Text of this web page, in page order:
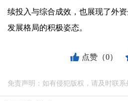
续投入与综合成效，也展现了外
发展格局的积极姿态。
点赞（0）
免责声明：如有侵犯版权，请及时联系